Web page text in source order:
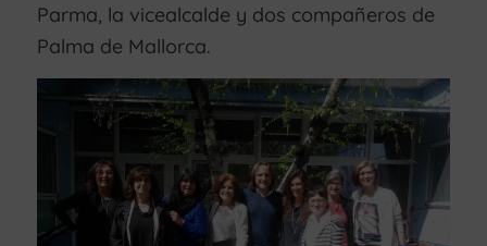
Parma, la vicealcalde y dos compañeros de
Palma de Mallorca.